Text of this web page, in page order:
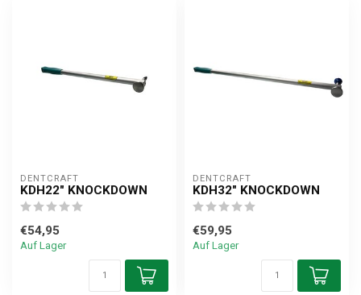
DENTCRAFT
KDH22" KNOCKDOWN
€54,95
Auf Lager
DENTCRAFT
KDH32" KNOCKDOWN
€59,95
Auf Lager